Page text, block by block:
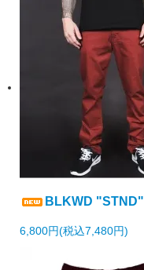
BLKWD "STND"
6,800円(税込7,480円)